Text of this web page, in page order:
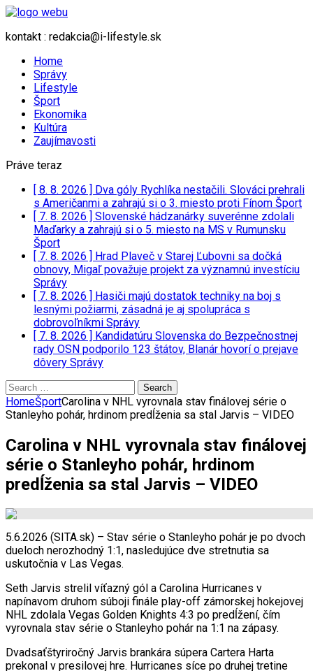
kontakt : redakcia@i-lifestyle.sk
Home
Správy
Lifestyle
Šport
Ekonomika
Kultúra
Zaujímavosti
Práve teraz
[ 8. 8. 2026 ] Dva góly Rychlíka nestačili. Slováci prehrali
s Američanmi a zahrajú si o 3. miesto proti Fínom Šport
[ 7. 8. 2026 ] Slovenské hádzanárky suverénne zdolali
Maďarky a zahrajú si o 5. miesto na MS v Rumunsku
Šport
[ 7. 8. 2026 ] Hrad Plaveč v Starej Ľubovni sa dočká
obnovy, Migaľ považuje projekt za významnú investíciu
Správy
[ 7. 8. 2026 ] Hasiči majú dostatok techniky na boj s
lesnými požiarmi, zásadná je aj spolupráca s
dobrovoľníkmi Správy
[ 7. 8. 2026 ] Kandidatúru Slovenska do Bezpečnostnej
rady OSN podporilo 123 štátov, Blanár hovorí o prejave
dôvery Správy
Search
for:
HomeŠportCarolina v NHL vyrovnala stav finálovej série o
Stanleyho pohár, hrdinom predĺženia sa stal Jarvis – VIDEO
Carolina v NHL vyrovnala stav finálovej
série o Stanleyho pohár, hrdinom
predĺženia sa stal Jarvis – VIDEO
5.6.2026 (SITA.sk) – Stav série o Stanleyho pohár je po dvoch
dueloch nerozhodný 1:1, nasledujúce dve stretnutia sa
uskutočnia v Las Vegas.
Seth Jarvis strelil víťazný gól a Carolina Hurricanes v
napínavom druhom súboji finále play-off zámorskej hokejovej
NHL zdolala Vegas Golden Knights 4:3 po predĺžení, čím
vyrovnala stav série o Stanleyho pohár na 1:1 na zápasy.
Dvadsaťštyriročný Jarvis brankára súpera Cartera Harta
prekonal v presilovej hre. Hurricanes síce po druhej tretine